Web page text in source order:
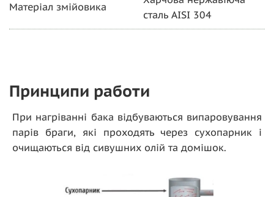
Матеріал змійовика
сталь AISI 304
Принципи работи
При нагріванні бака відбуваються випаровування
парів браги, які проходять через сухопарник і
очищаються від сивушних олій та домішок.